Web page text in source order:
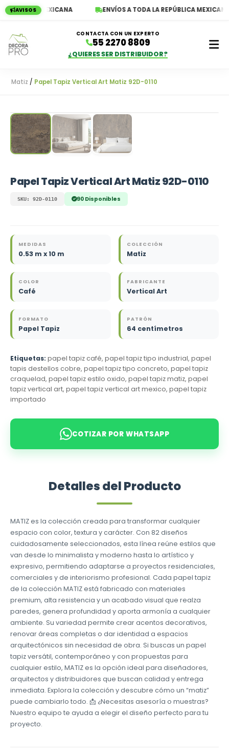
AVISOSMEXICANA ENVÍOS A TODA LA REPÚBLICA MEXICANA
CONTACTA CON UN EXPERTO
55 2270 8809
¿QUIERES SER DISTRIBUIDOR?
Matiz / Papel Tapiz Vertical Art Matiz 92D-0110
Papel Tapiz Vertical Art Matiz 92D-0110
SKU: 92D-0110 90 Disponibles
MEDIDAS
0.53 m x 10 m
COLECCIÓN
Matiz
COLOR
Café
FABRICANTE
Vertical Art
FORMATO
Papel Tapiz
PATRÓN
64 centímetros
Etiquetas: papel tapiz café, papel tapiz tipo industrial, papel
tapis destellos cobre, papel tapiz tipo concreto, papel tapiz
craquelad, papel tapiz estilo oxido, papel tapiz matiz, papel
tapiz vertical art, papel tapiz vertical art mexico, papel tapiz
importado
COTIZAR POR WHATSAPP
Detalles del Producto
MATIZ es la colección creada para transformar cualquier
espacio con color, textura y carácter. Con 82 diseños
cuidadosamente seleccionados, esta línea reúne estilos que
van desde lo minimalista y moderno hasta lo artístico y
expresivo, permitiendo adaptarse a proyectos residenciales,
comerciales y de interiorismo profesional. Cada papel tapiz
de la colección MATIZ está fabricado con materiales
premium, alta resistencia y un acabado visual que realza
paredes, genera profundidad y aporta armonía a cualquier
ambiente. Su variedad permite crear acentos decorativos,
renovar áreas completas o dar identidad a espacios
arquitectónicos sin necesidad de obra. Si buscas un papel
tapiz versátil, contemporáneo y con propuestas para
cualquier estilo, MATIZ es la opción ideal para diseñadores,
arquitectos y distribuidores que buscan calidad y entrega
inmediata. Explora la colección y descubre cómo un “matiz”
puede cambiarlo todo. 📩 ¿Necesitas asesoría o muestras?
Nuestro equipo te ayuda a elegir el diseño perfecto para tu
proyecto.